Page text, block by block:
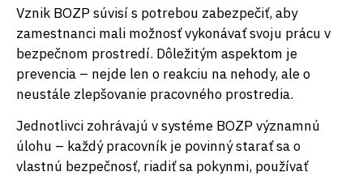
Vznik BOZP súvisí s potrebou zabezpečiť, aby
zamestnanci mali možnosť vykonávať svoju prácu v
bezpečnom prostredí. Dôležitým aspektom je
prevencia – nejde len o reakciu na nehody, ale o
neustále zlepšovanie pracovného prostredia.
Jednotlivci zohrávajú v systéme BOZP významnú
úlohu – každý pracovník je povinný starať sa o
vlastnú bezpečnosť, riadiť sa pokynmi, používať